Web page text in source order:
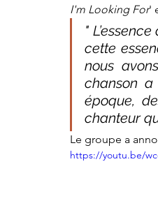
I'm Looking For'
"
cette
nous
chanson
époque,
chanteur
Le groupe a
https://youtu.be/